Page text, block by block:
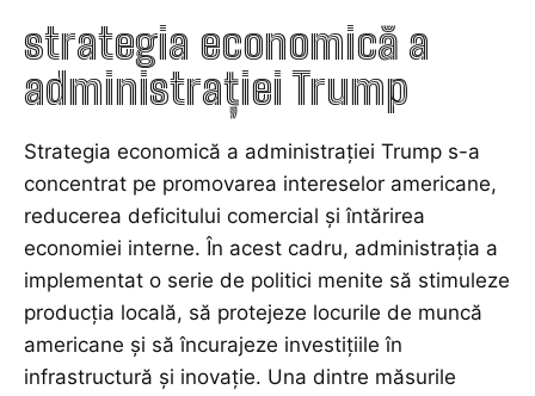
strategia economică a
administrației Trump
Strategia economică a administrației Trump s-a
concentrat pe promovarea intereselor americane,
reducerea deficitului comercial și întărirea
economiei interne. În acest cadru, administrația a
implementat o serie de politici menite să stimuleze
producția locală, să protejeze locurile de muncă
americane și să încurajeze investițiile în
infrastructură și inovație. Una dintre măsurile